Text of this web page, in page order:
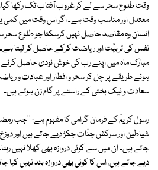
وقت طلوع سحر سے لے کر غروب آفتاب تک رکھا گیا،
معتدل اور مناسب وقت ہے۔ اگر اس وقت میں کمی یا
انسان وہ مقاصد حاصل نہیں کرسکتا جو طلوع
نفس کی تربیّت اور ریاضت کرکے حاصل کر لیتا
مبارک ماہ میں اپنے رب کی خوش نودی حاصل
ہوئے طریقے پر چل کر سحر و افطار اور عبادت و
سعادت و نیک بختی کے راستے پر گام زن ہوتے ہیں۔
رسول کریمؐ کے فرمان گرامی کا مفہوم ہے: ''جب
شیاطین اور سرکش جنّات جکڑ دیے جاتے ہیں اور
جاتے ہیں۔ ان میں سے کوئی دروازہ بھی کھلا نہیں
دیے جاتے ہیں، اس کا کوئی بھی دروازہ بند نہیں کیا